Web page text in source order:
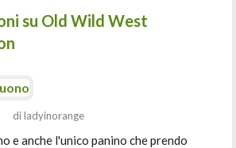
su Old Wild West
di ladyinorange
e anche l'unico panino che prendo